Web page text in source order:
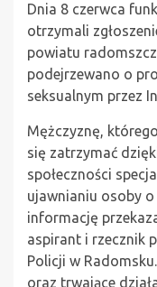
Dnia 8 czerwca
otrzymali
powiatu
podejrzewano o
seksualnym przez
Mężczyznę,
się zatrzymać
społeczności
ujawnianiu osoby
informację
aspirant i rzecznik
Policji w
oraz trwające